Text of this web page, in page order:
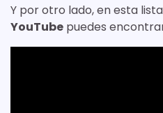
Y por otro lado, en esta
YouTube puedes